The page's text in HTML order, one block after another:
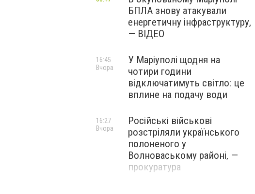
БПЛА знову атакували
енергетичну інфраструктуру,
— ВІДЕО
У Маріуполі щодня на
чотири години
відключатимуть світло: це
вплине на подачу води
16:45
Вчора
Російські військові
розстріляли українського
полоненого у
Волноваському районі, —
прокуратура
16:27
Вчора